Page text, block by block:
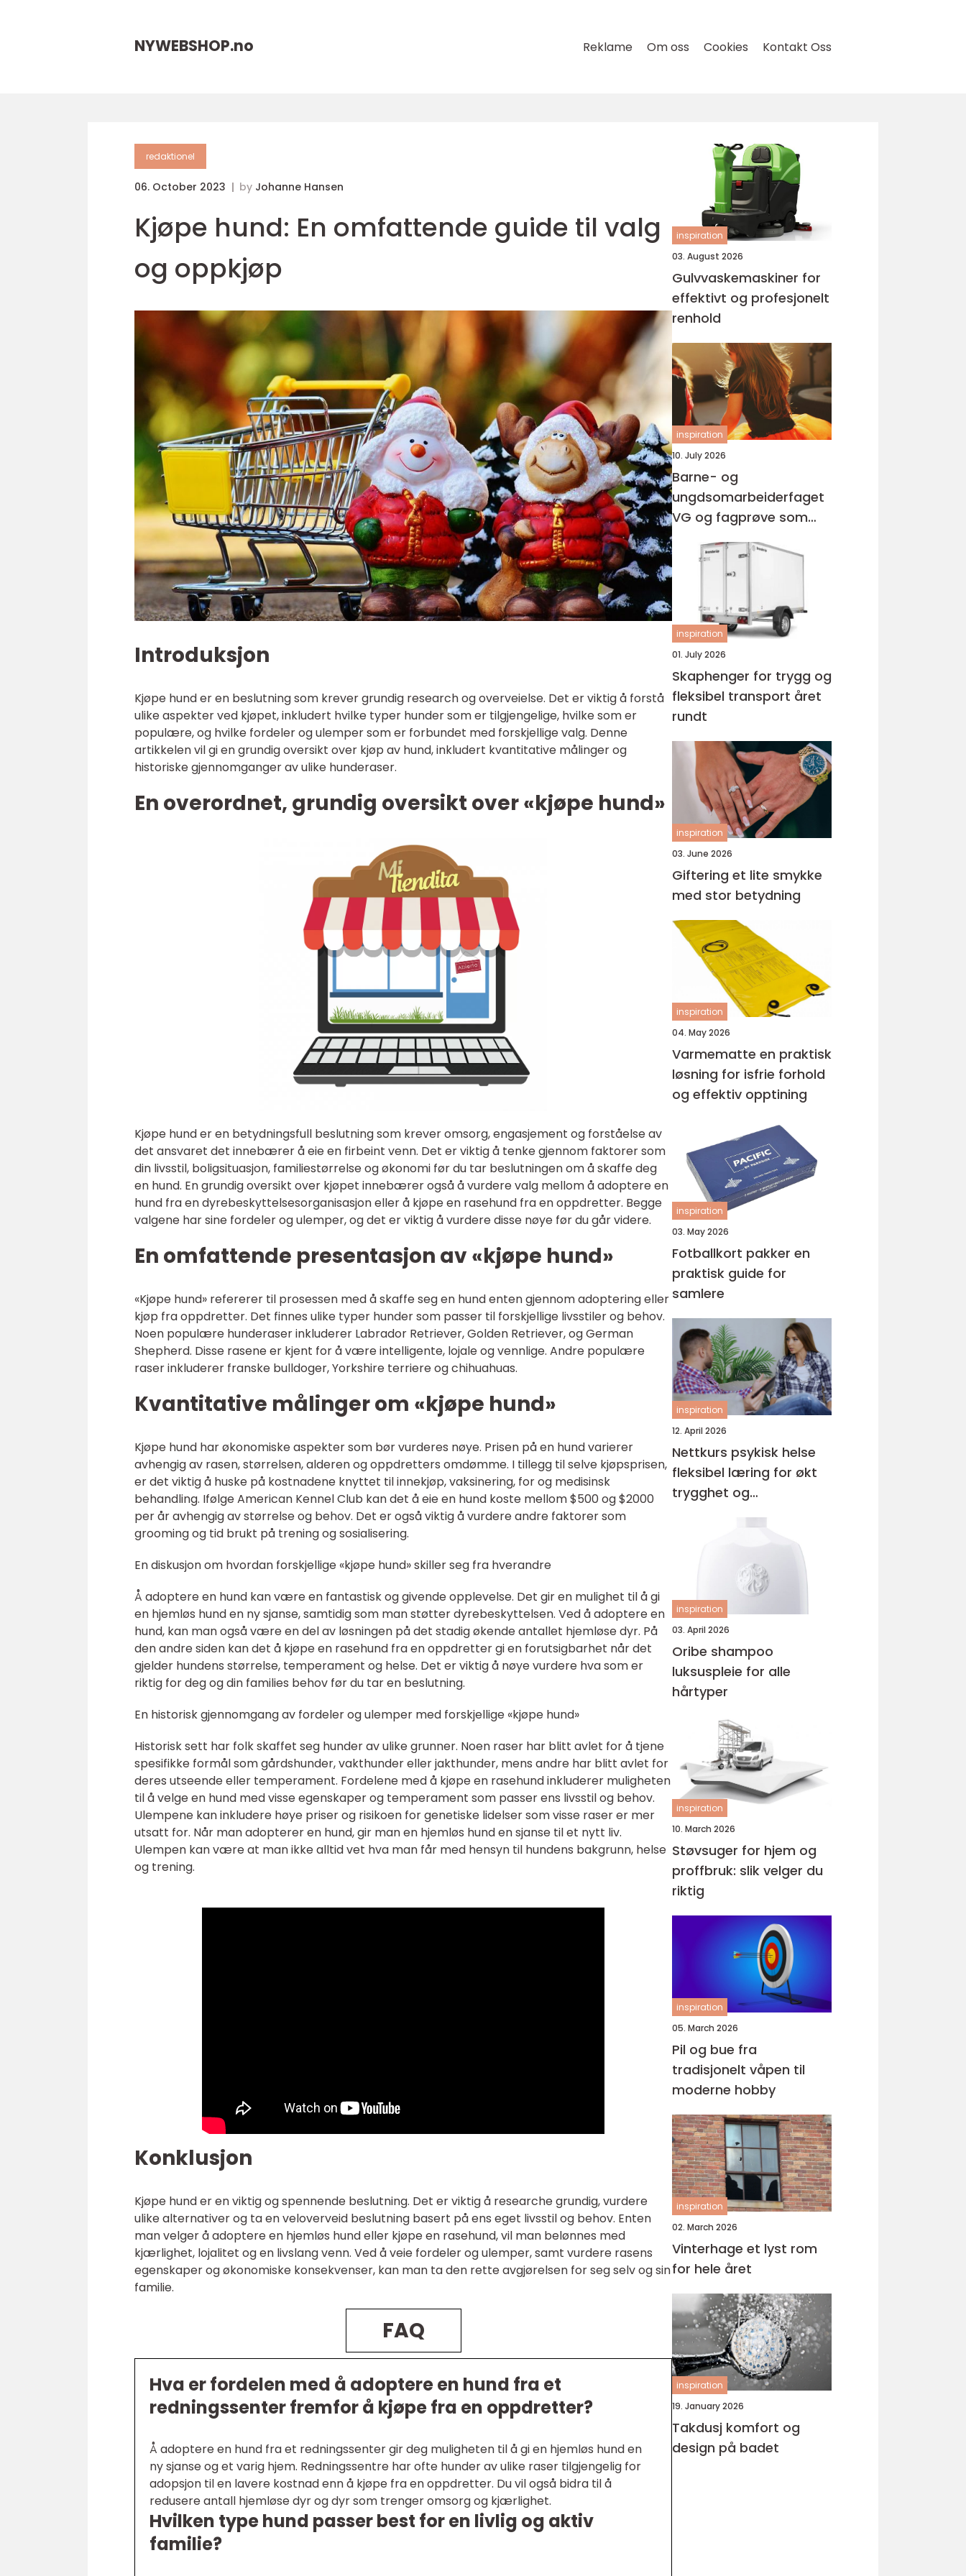
NYWEBSHOP.no Reklame Om oss Cookies Kontakt Oss
redaktionel
06. October 2023 by Johanne Hansen
Kjøpe hund: En omfattende guide til valg
og oppkjøp
Introduksjon
Kjøpe hund er en beslutning som krever grundig research og overveielse. Det er viktig å forstå
ulike aspekter ved kjøpet, inkludert hvilke typer hunder som er tilgjengelige, hvilke som er
populære, og hvilke fordeler og ulemper som er forbundet med forskjellige valg. Denne
artikkelen vil gi en grundig oversikt over kjøp av hund, inkludert kvantitative målinger og
historiske gjennomganger av ulike hunderaser.
En overordnet, grundig oversikt over «kjøpe hund»
Kjøpe hund er en betydningsfull beslutning som krever omsorg, engasjement og forståelse av
det ansvaret det innebærer å eie en firbeint venn. Det er viktig å tenke gjennom faktorer som
din livsstil, boligsituasjon, familiestørrelse og økonomi før du tar beslutningen om å skaffe deg
en hund. En grundig oversikt over kjøpet innebærer også å vurdere valg mellom å adoptere en
hund fra en dyrebeskyttelsesorganisasjon eller å kjøpe en rasehund fra en oppdretter. Begge
valgene har sine fordeler og ulemper, og det er viktig å vurdere disse nøye før du går videre.
En omfattende presentasjon av «kjøpe hund»
«Kjøpe hund» refererer til prosessen med å skaffe seg en hund enten gjennom adoptering eller
kjøp fra oppdretter. Det finnes ulike typer hunder som passer til forskjellige livsstiler og behov.
Noen populære hunderaser inkluderer Labrador Retriever, Golden Retriever, og German
Shepherd. Disse rasene er kjent for å være intelligente, lojale og vennlige. Andre populære
raser inkluderer franske bulldoger, Yorkshire terriere og chihuahuas.
Kvantitative målinger om «kjøpe hund»
Kjøpe hund har økonomiske aspekter som bør vurderes nøye. Prisen på en hund varierer
avhengig av rasen, størrelsen, alderen og oppdretters omdømme. I tillegg til selve kjøpsprisen,
er det viktig å huske på kostnadene knyttet til innekjøp, vaksinering, for og medisinsk
behandling. Ifølge American Kennel Club kan det å eie en hund koste mellom $500 og $2000
per år avhengig av størrelse og behov. Det er også viktig å vurdere andre faktorer som
grooming og tid brukt på trening og sosialisering.
En diskusjon om hvordan forskjellige «kjøpe hund» skiller seg fra hverandre
Å adoptere en hund kan være en fantastisk og givende opplevelse. Det gir en mulighet til å gi
en hjemløs hund en ny sjanse, samtidig som man støtter dyrebeskyttelsen. Ved å adoptere en
hund, kan man også være en del av løsningen på det stadig økende antallet hjemløse dyr. På
den andre siden kan det å kjøpe en rasehund fra en oppdretter gi en forutsigbarhet når det
gjelder hundens størrelse, temperament og helse. Det er viktig å nøye vurdere hva som er
riktig for deg og din families behov før du tar en beslutning.
En historisk gjennomgang av fordeler og ulemper med forskjellige «kjøpe hund»
Historisk sett har folk skaffet seg hunder av ulike grunner. Noen raser har blitt avlet for å tjene
spesifikke formål som gårdshunder, vakthunder eller jakthunder, mens andre har blitt avlet for
deres utseende eller temperament. Fordelene med å kjøpe en rasehund inkluderer muligheten
til å velge en hund med visse egenskaper og temperament som passer ens livsstil og behov.
Ulempene kan inkludere høye priser og risikoen for genetiske lidelser som visse raser er mer
utsatt for. Når man adopterer en hund, gir man en hjemløs hund en sjanse til et nytt liv.
Ulempen kan være at man ikke alltid vet hva man får med hensyn til hundens bakgrunn, helse
og trening.
Konklusjon
Kjøpe hund er en viktig og spennende beslutning. Det er viktig å researche grundig, vurdere
ulike alternativer og ta en veloverveid beslutning basert på ens eget livsstil og behov. Enten
man velger å adoptere en hjemløs hund eller kjøpe en rasehund, vil man belønnes med
kjærlighet, lojalitet og en livslang venn. Ved å veie fordeler og ulemper, samt vurdere rasens
egenskaper og økonomiske konsekvenser, kan man ta den rette avgjørelsen for seg selv og sin
familie.
FAQ
Hva er fordelen med å adoptere en hund fra et
redningssenter fremfor å kjøpe fra en oppdretter?
Å adoptere en hund fra et redningssenter gir deg muligheten til å gi en hjemløs hund en
ny sjanse og et varig hjem. Redningssentre har ofte hunder av ulike raser tilgjengelig for
adopsjon til en lavere kostnad enn å kjøpe fra en oppdretter. Du vil også bidra til å
redusere antall hjemløse dyr og dyr som trenger omsorg og kjærlighet.
Hvilken type hund passer best for en livlig og aktiv
familie?
inspiration
03. August 2026
Gulvvaskemaskiner for
effektivt og profesjonelt
renhold
inspiration
10. July 2026
Barne- og
ungdsomarbeiderfaget
VG og fagprøve som
barne- og
ungdomsarbeider
inspiration
01. July 2026
Skaphenger for trygg og
fleksibel transport året
rundt
inspiration
03. June 2026
Giftering et lite smykke
med stor betydning
inspiration
04. May 2026
Varmematte en praktisk
løsning for isfrie forhold
og effektiv opptining
inspiration
03. May 2026
Fotballkort pakker en
praktisk guide for
samlere
inspiration
12. April 2026
Nettkurs psykisk helse
fleksibel læring for økt
trygghet og
kompetanse
inspiration
03. April 2026
Oribe shampoo
luksuspleie for alle
hårtyper
inspiration
10. March 2026
Støvsuger for hjem og
proffbruk: slik velger du
riktig
inspiration
05. March 2026
Pil og bue fra
tradisjonelt våpen til
moderne hobby
inspiration
02. March 2026
Vinterhage et lyst rom
for hele året
inspiration
19. January 2026
Takdusj komfort og
design på badet